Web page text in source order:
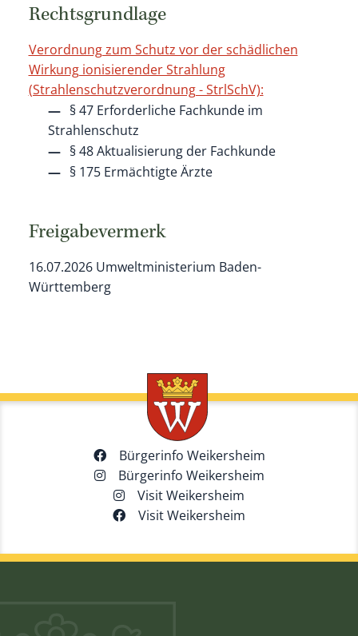
Rechtsgrundlage
Verordnung zum Schutz vor der schädlichen
Wirkung ionisierender Strahlung
(Strahlenschutzverordnung - StrlSchV):
§ 47 Erforderliche Fachkunde im
Strahlenschutz
§ 48 Aktualisierung der Fachkunde
§ 175 Ermächtigte Ärzte
Freigabevermerk
16.07.2026 Umweltministerium Baden-
Württemberg
Bürgerinfo Weikersheim
Bürgerinfo Weikersheim
Visit Weikersheim
Visit Weikersheim